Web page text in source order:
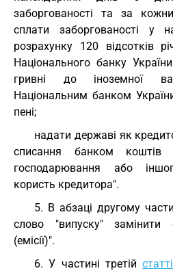
заборгованості та за
сплати заборгованості у
розрахунку 120 відсотків
Національного банку
гривні до іноземної
Національним банком
пені;
надати державі як
списання банком коштів
господарювання або
користь кредитора".
5. В абзаці другому
слово "випуску" замінити
(емісії)".
6. У частині третій